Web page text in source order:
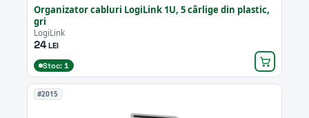
Organizator cabluri LogiLink 1U, 5 cârlige din plastic,
gri
LogiLink
24LEI
Stoc: 1
#2015